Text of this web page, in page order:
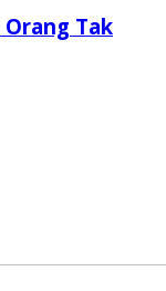
Orang Tak